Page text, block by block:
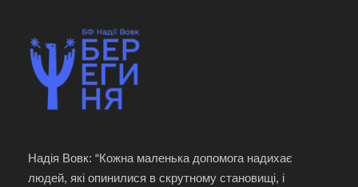
Надія Вовк: “Кожна маленька допомога надихає
людей, які опинилися в скрутному становищі, і